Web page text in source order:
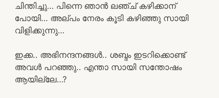
ചിന്തിച്ചു… പിന്നെ ഞാൻ ലഞ്ച് കഴിക്കാന്
പോയി… അല്പം നേരം കൂടി കഴിഞ്ഞു സായി
വിളിക്കുന്നു…
ഇക്ക.. അഭിനന്ദനങ്ങൾ.. ശബ്ദം ഇടറിക്കൊണ്ട്
അവൾ പറഞ്ഞു.. എന്താ സായി സന്തോഷം
ആയില്ലേ…?